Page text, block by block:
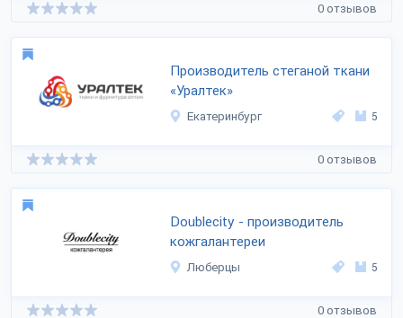
0 отзывов
Производитель стеганой ткани
«Уралтек»
Екатеринбург 5
0 отзывов
Doublecity - производитель
кожгалантереи
Люберцы 5
0 отзывов